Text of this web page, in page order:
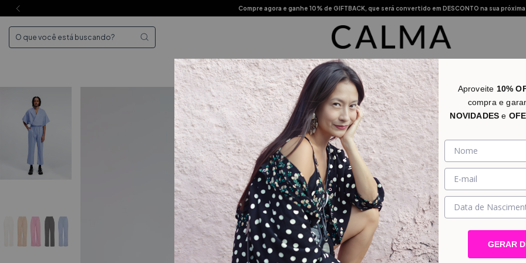
Compre agora e ganhe 10% de GIFTBACK, que será convertido em DESCONTO na sua
Mais Vendidos Novidades Categorias
Aproveite 10%
compra e
NOVIDADESe
GERAR